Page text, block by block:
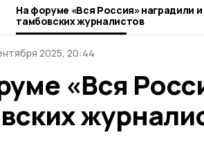
На форуме «Вся Россия» наградили и
тамбовских журналистов
2025, 20:44
«Вся